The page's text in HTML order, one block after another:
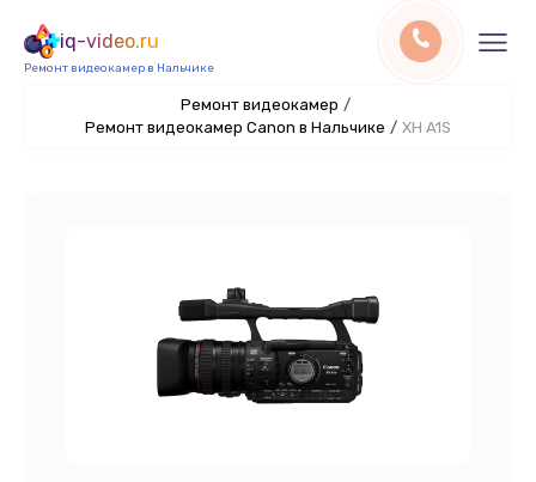
iq-video.ru
Ремонт видеокамер в Нальчике
Ремонт видеокамер /
Ремонт видеокамер Canon в Нальчике / XH A1S